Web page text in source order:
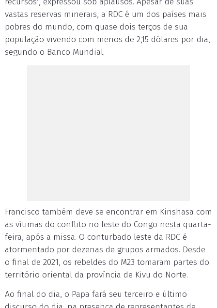
vastas reservas minerais, a RDC é um dos países mais
pobres do mundo, com quase dois terços de sua
população vivendo com menos de 2,15 dólares por dia,
segundo o Banco Mundial.
Francisco também deve se encontrar em Kinshasa com
as vítimas do conflito no leste do Congo nesta quarta-
feira, após a missa. O conturbado leste da RDC é
atormentado por dezenas de grupos armados. Desde
o final de 2021, os rebeldes do M23 tomaram partes do
território oriental da província de Kivu do Norte.
Ao final do dia, o Papa fará seu terceiro e último